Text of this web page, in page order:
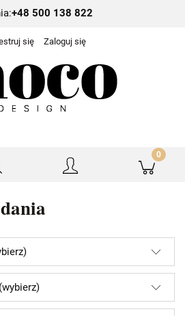
+48 500 138 822
się Zaloguj się